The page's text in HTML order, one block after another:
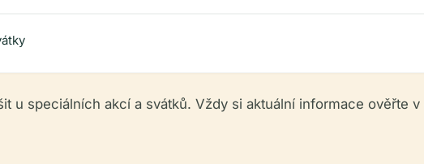
u speciálních akcí a svátků. Vždy si aktuální informace ověřte v